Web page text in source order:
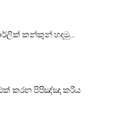
කන්කුන් හදමු…
කරන පිපිඤ්ඤා කරිය